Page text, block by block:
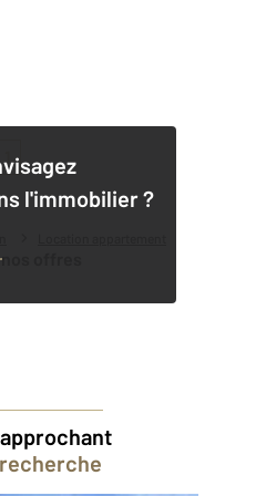
l'immobilier ?
nos offres
1